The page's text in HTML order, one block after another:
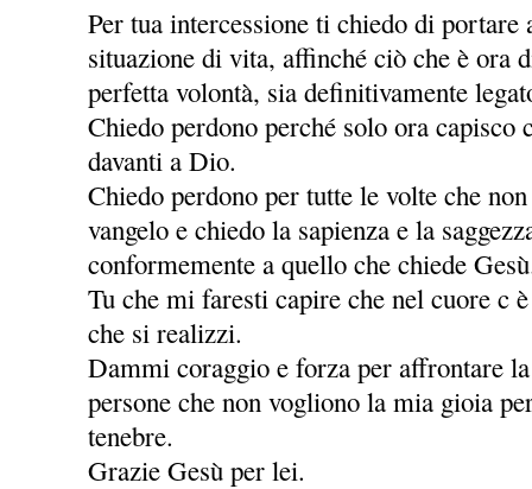
Per tua intercessione ti chiedo di portare
situazione di vita, affinché ciò che è ora
perfetta volontà, sia definitivamente
Chiedo perdono perché solo ora
davanti a Dio.
Chiedo perdono per tutte le volte che
vangelo e chiedo la sapienza e la
conformemente a quello che chiede
Tu che mi faresti capire che nel cuore c
che si realizzi.
Dammi coraggio e forza per affrontare
persone che non vogliono la mia gioia
tenebre.
Grazie Gesù per lei.